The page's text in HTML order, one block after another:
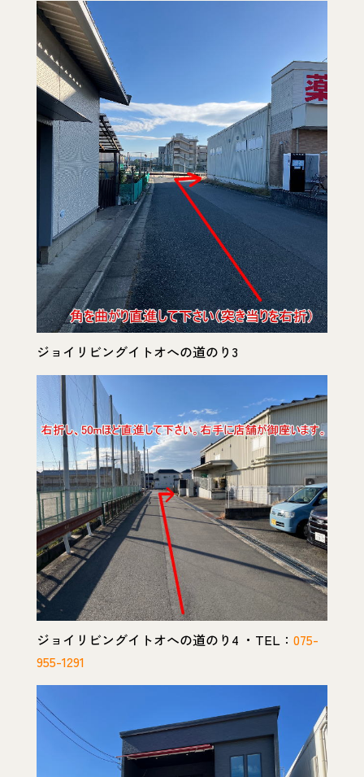
ジョイリビングイトオへの道のり3
ジョイリビングイトオへの道のり4 ・TEL： 075-
955-1291